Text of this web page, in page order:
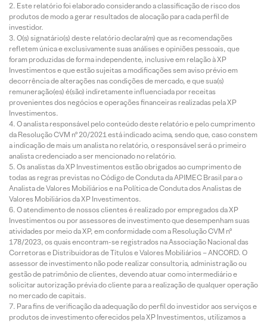
Este relatório foi elaborado considerando a classificação de risco dos
produtos de modo a gerar resultados de alocação para cada perfil de
investidor.
O(s) signatário(s) deste relatório declara(m) que as recomendações
refletem única e exclusivamente suas análises e opiniões pessoais, que
foram produzidas de forma independente, inclusive em relação à XP
Investimentos e que estão sujeitas a modificações sem aviso prévio em
decorrência de alterações nas condições de mercado, e que sua(s)
remuneração(es) é(são) indiretamente influenciada por receitas
provenientes dos negócios e operações financeiras realizadas pela XP
Investimentos.
O analista responsável pelo conteúdo deste relatório e pelo cumprimento
da Resolução CVM nº 20/2021 está indicado acima, sendo que, caso constem
a indicação de mais um analista no relatório, o responsável será o primeiro
analista credenciado a ser mencionado no relatório.
Os analistas da XP Investimentos estão obrigados ao cumprimento de
todas as regras previstas no Código de Conduta da APIMEC Brasil para o
Analista de Valores Mobiliários e na Política de Conduta dos Analistas de
Valores Mobiliários da XP Investimentos.
O atendimento de nossos clientes é realizado por empregados da XP
Investimentos ou por assessores de investimento que desempenham suas
atividades por meio da XP, em conformidade com a Resolução CVM nº
178/2023, os quais encontram-se registrados na Associação Nacional das
Corretoras e Distribuidoras de Títulos e Valores Mobiliários – ANCORD. O
assessor de investimento não pode realizar consultoria, administração ou
gestão de patrimônio de clientes, devendo atuar como intermediário e
solicitar autorização prévia do cliente para a realização de qualquer operação
no mercado de capitais.
Para fins de verificação da adequação do perfil do investidor aos serviços e
produtos de investimento oferecidos pela XP Investimentos, utilizamos a